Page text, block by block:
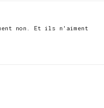
non. Et ils n'aiment